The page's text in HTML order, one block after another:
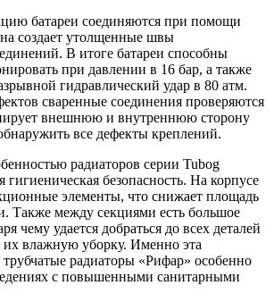
батареи соединяются при помощи
создает утолщенные швы
В итоге батареи способны
при давлении в 16 бар, а также
гидравлический удар в 80 атм.
сваренные соединения проверяются
внешнюю и внутреннюю сторону
все дефекты креплений.
радиаторов серии Tubog
гигиеническая безопасность. На корпусе
элементы, что снижает площадь
Также между секциями есть большое
чему удается добраться до всех деталей
их влажную уборку. Именно эта
трубчатые радиаторы «Рифар» особенно
с повышенными санитарными